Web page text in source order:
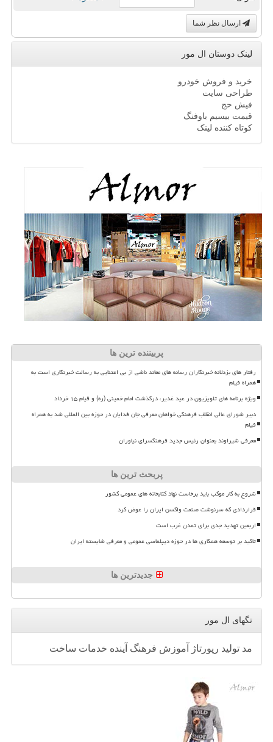
ارسال نظر شما
لینک دوستان ال مور
خرید و فروش خودرو
طراحی سایت
فیش حج
قیمت بیسیم باوفنگ
کوتاه کننده لینک
پربیننده ترین ها
رفتار های بزدلانه خبرنگاران رسانه های معاند ناشی از بی اعتنایی به رسالت خبرنگاری است به
همراه فیلم
ویژه برنامه های تلویزیون در عید غدیر، درگذشت امام خمینی (ره) و قیام ۱۵ خرداد
دبیر شورای عالی انقلاب فرهنگی خواهان معرفی جان فدایان در حوزه بین المللی شد به همراه
فیلم
معرفی شیراوند بعنوان رئیس جدید فرهنگسرای نیاوران
پربحث ترین ها
شروع به کار موکب باید برخاست نهاد کتابخانه های عمومی کشور
قراردادی که سرنوشت صنعت واکسن ایران را عوض کرد
اربعین تهدید جدی برای تمدن غرب است
تاکید بر توسعه همکاری ها در حوزه دیپلماسی عمومی و معرفی شایسته ایران
جدیدترین ها
تگهای ال مور
مد تولید رپورتاژ آموزش فرهنگ آینده خدمات ساخت